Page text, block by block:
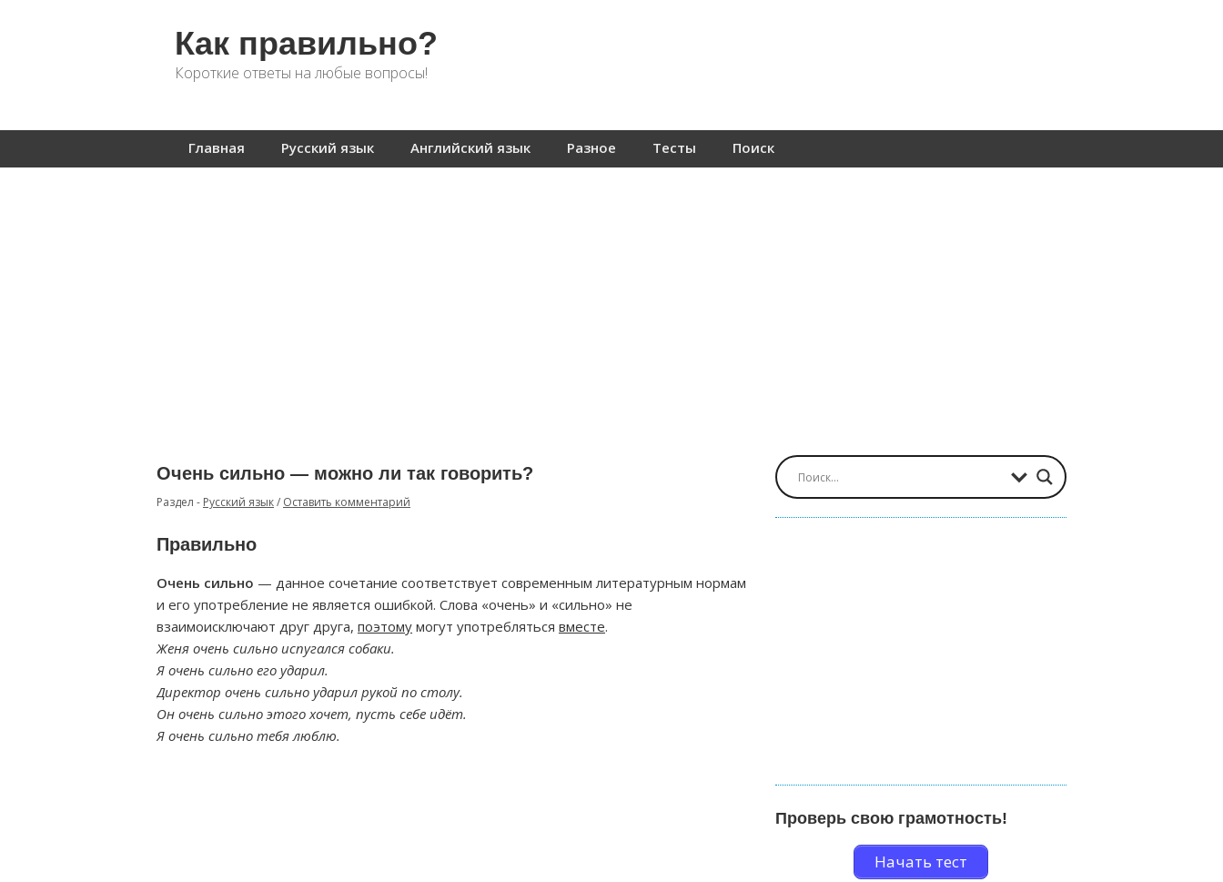
Как правильно?
Короткие ответы на любые вопросы!
Главная Русский язык Английский язык Разное Тесты Поиск
Очень сильно — можно ли так говорить?
Раздел - Русский язык/ Оставить комментарий
Правильно
Очень сильно — данное сочетание соответствует современным литературным нормам
и его употребление не является ошибкой. Слова «очень» и «сильно» не
взаимоисключают друг друга, поэтому могут употребляться вместе.
Женя очень сильно испугался собаки.
Я очень сильно его ударил.
Директор очень сильно ударил рукой по столу.
Он очень сильно этого хочет, пусть себе идёт.
Я очень сильно тебя люблю.
Проверь свою грамотность!
Начать тест